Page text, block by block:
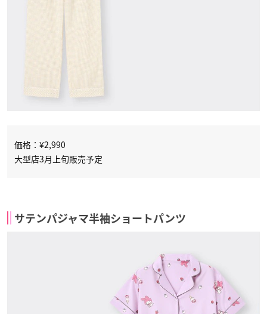
価格：¥2,990
大型店3月上旬販売予定
サテンパジャマ半袖ショートパンツ